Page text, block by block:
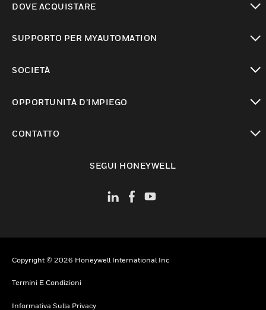
DOVE ACQUISTARE
SUPPORTO PER MYAUTOMATION
SOCIETÀ
OPPORTUNITÀ D’IMPIEGO
CONTATTO
SEGUI HONEYWELL
Copyright © 2026 Honeywell International Inc
Termini E Condizioni
Informativa Sulla Privacy